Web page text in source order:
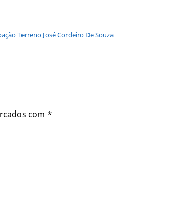
Terreno José Cordeiro De Souza
com *